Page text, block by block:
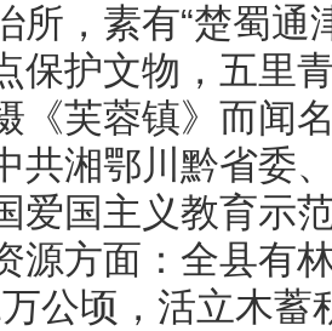
所，素有“楚蜀通
保护文物，五里
《芙蓉镇》而闻
共湘鄂川黔省委
爱国主义教育示
源方面：全县有
公顷，活立木